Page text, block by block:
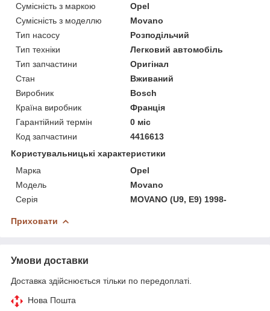
Сумісність з маркою
Opel
Сумісність з моделлю
Movano
Тип насосу
Розподільчий
Тип техніки
Легковий автомобіль
Тип запчастини
Оригінал
Стан
Вживаний
Виробник
Bosch
Країна виробник
Франція
Гарантійний термін
0 міс
Код запчастини
4416613
Користувальницькі характеристики
Марка
Opel
Модель
Movano
Серія
MOVANO (U9, E9) 1998-
Приховати
Умови доставки
Доставка здійснюється тільки по передоплаті.
Нова Пошта